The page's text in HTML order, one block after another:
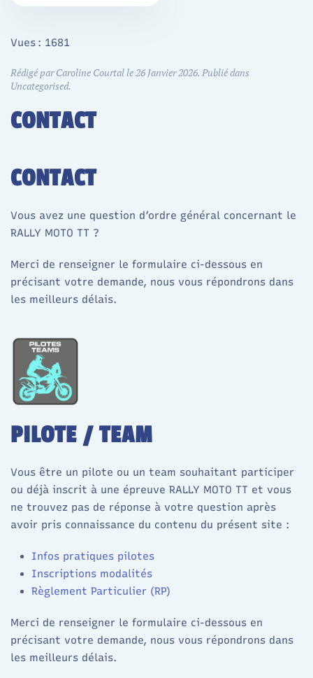
Vues : 1681
Rédigé par Caroline Courtal le26 Janvier 2026. Publié dans
Uncategorised.
CONTACT
CONTACT
Vous avez une question d’ordre général concernant le
RALLY MOTO TT ?
Merci de renseigner le formulaire ci-dessous en
précisant votre demande, nous vous répondrons dans
les meilleurs délais.
PILOTE / TEAM
Vous être un pilote ou un team souhaitant participer
ou déjà inscrit à une épreuve RALLY MOTO TT et vous
ne trouvez pas de réponse à votre question après
avoir pris connaissance du contenu du présent site :
Infos pratiques pilotes
Inscriptions modalités
Règlement Particulier (RP)
Merci de renseigner le formulaire ci-dessous en
précisant votre demande, nous vous répondrons dans
les meilleurs délais.